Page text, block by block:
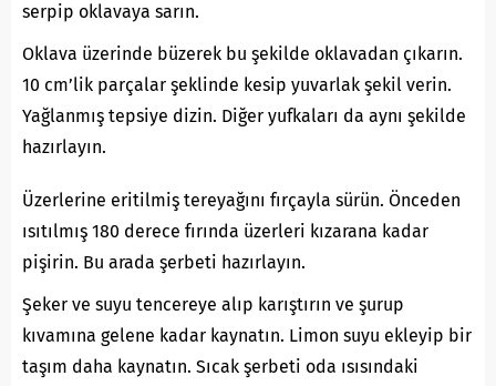
serpip oklavaya sarın.
Oklava üzerinde büzerek bu şekilde oklavadan çıkarın.
10 cm’lik parçalar şeklinde kesip yuvarlak şekil verin.
Yağlanmış tepsiye dizin. Diğer yufkaları da aynı şekilde
hazırlayın.
Üzerlerine eritilmiş tereyağını fırçayla sürün. Önceden
ısıtılmış 180 derece fırında üzerleri kızarana kadar
pişirin. Bu arada şerbeti hazırlayın.
Şeker ve suyu tencereye alıp karıştırın ve şurup
kıvamına gelene kadar kaynatın. Limon suyu ekleyip bir
taşım daha kaynatın. Sıcak şerbeti oda ısısındaki